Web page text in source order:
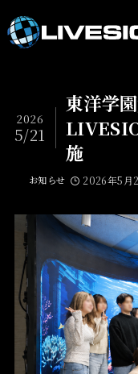
東洋学
施
2026
5/21
お知らせ 2026年5月